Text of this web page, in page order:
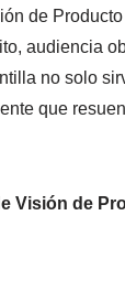
de
audiencia
no solo
que
Visión de